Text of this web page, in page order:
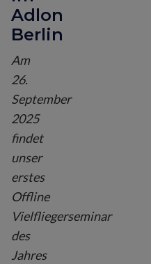
Adlon
Berlin
Am
26.
September
2025
findet
unser
erstes
Offline
Vielfliegerseminar
des
Jahres